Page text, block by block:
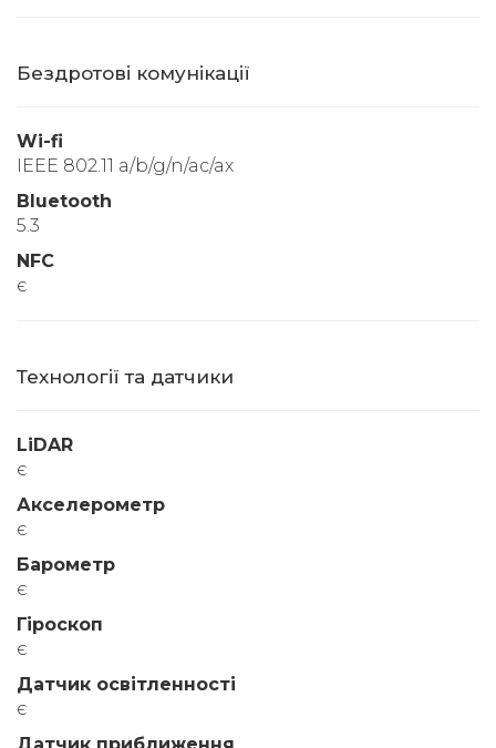
Бездротові комунікації
Wi-fi
IEEE 802.11 a/b/g/n/ac/ax
Bluetooth
5.3
NFC
є
Технології та датчики
LiDAR
є
Акселерометр
є
Барометр
є
Гіроскоп
є
Датчик освітленності
є